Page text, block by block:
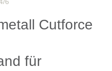
Cutforce
für